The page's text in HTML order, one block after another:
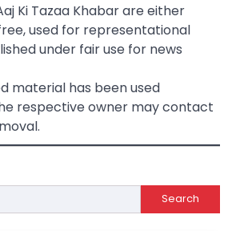
Ki Tazaa Khabar are either
used for representational
under fair use for news
material has been used
respective owner may contact
Search